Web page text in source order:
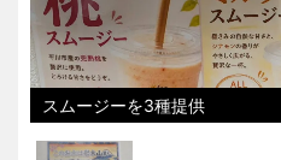
スムージーを3種提供